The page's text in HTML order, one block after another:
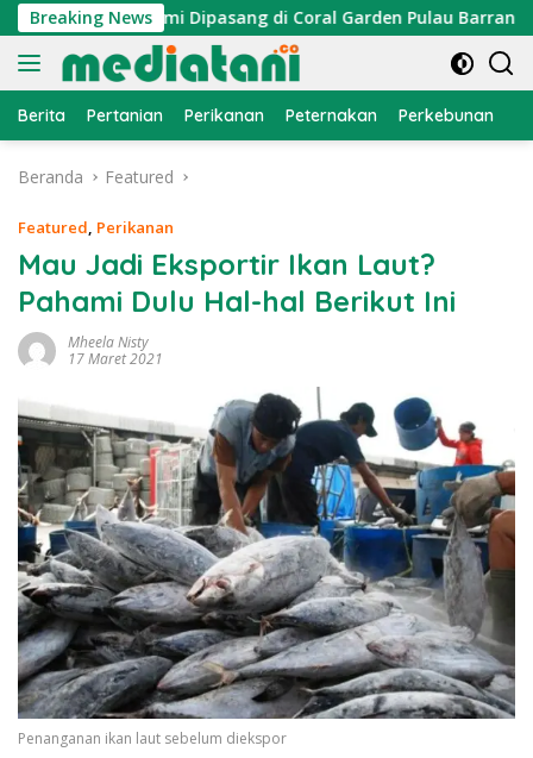
Langsung
ke
konten
Breaking News
Cumi Dipasang di Coral Garden Pulau Barrang Caddi
Berita Pertanian Perikanan Peternakan Perkebunan
Beranda Featured
Featured, Perikanan
Mau Jadi Eksportir Ikan Laut?
Pahami Dulu Hal-hal Berikut Ini
Mheela Nisty
17 Maret 2021
Penanganan ikan laut sebelum diekspor